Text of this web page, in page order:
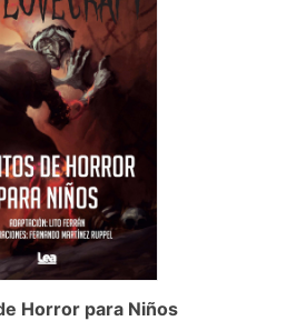
Horror para Niños